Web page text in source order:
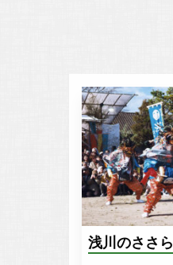
浅川のささら
+
−